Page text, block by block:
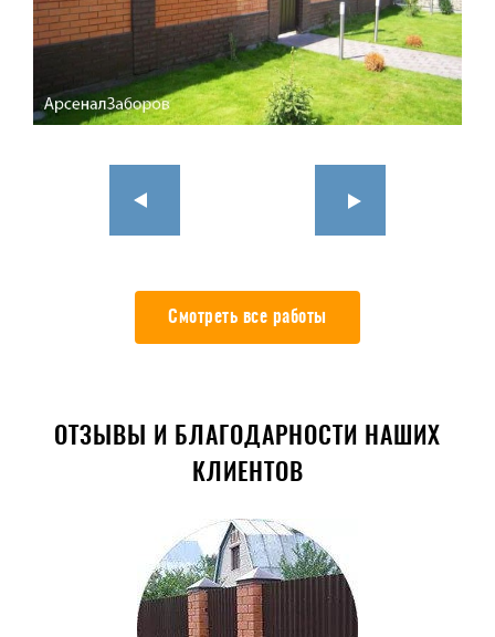
Смотреть все работы
ОТЗЫВЫ И БЛАГОДАРНОСТИ НАШИХ
КЛИЕНТОВ